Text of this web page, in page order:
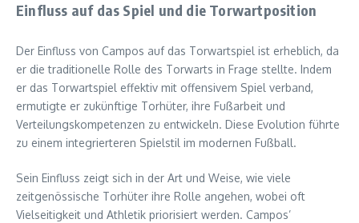
Einfluss auf das Spiel und die Torwartposition
Der Einfluss von Campos auf das Torwartspiel ist erheblich, da
er die traditionelle Rolle des Torwarts in Frage stellte. Indem
er das Torwartspiel effektiv mit offensivem Spiel verband,
ermutigte er zukünftige Torhüter, ihre Fußarbeit und
Verteilungskompetenzen zu entwickeln. Diese Evolution führte
zu einem integrierteren Spielstil im modernen Fußball.
Sein Einfluss zeigt sich in der Art und Weise, wie viele
zeitgenössische Torhüter ihre Rolle angehen, wobei oft
Vielseitigkeit und Athletik priorisiert werden. Campos’